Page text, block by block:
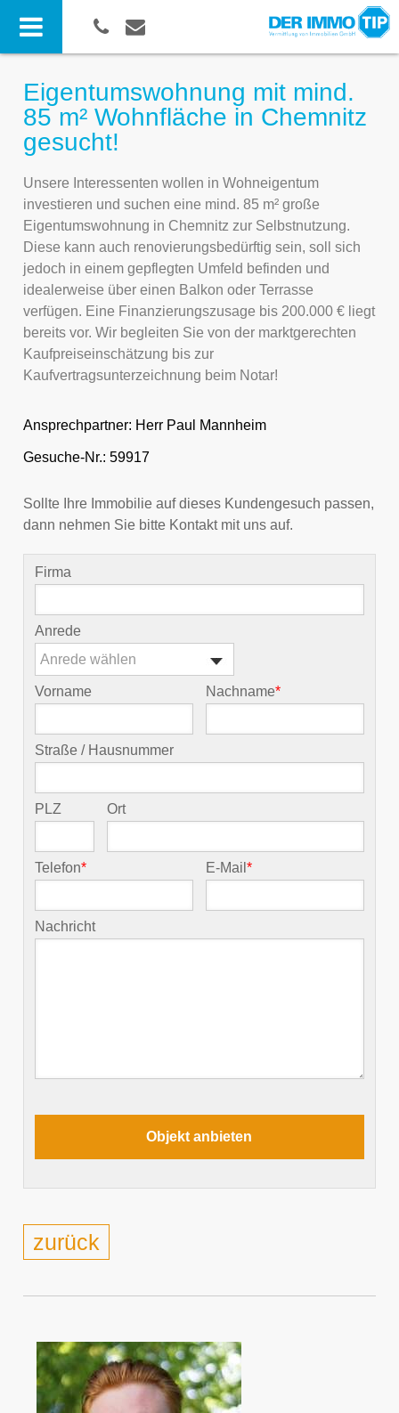
Eigentumswohnung mit mind.
85 m² Wohnfläche in Chemnitz
gesucht!
Unsere Interessenten wollen in Wohneigentum
investieren und suchen eine mind. 85 m² große
Eigentumswohnung in Chemnitz zur Selbstnutzung.
Diese kann auch renovierungsbedürftig sein, soll sich
jedoch in einem gepflegten Umfeld befinden und
idealerweise über einen Balkon oder Terrasse
verfügen. Eine Finanzierungszusage bis 200.000 € liegt
bereits vor. Wir begleiten Sie von der marktgerechten
Kaufpreiseinschätzung bis zur
Kaufvertragsunterzeichnung beim Notar!
Ansprechpartner: Herr Paul Mannheim
Gesuche-Nr.: 59917
Sollte Ihre Immobilie auf dieses Kundengesuch passen,
dann nehmen Sie bitte Kontakt mit uns auf.
Firma
Anrede
Anrede wählen
Vorname Nachname*
Straße / Hausnummer
PLZ Ort
Telefon* E-Mail*
Nachricht
zurück